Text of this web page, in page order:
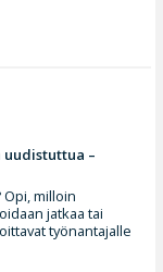
–
milloin
jatkaa tai
työnantajalle